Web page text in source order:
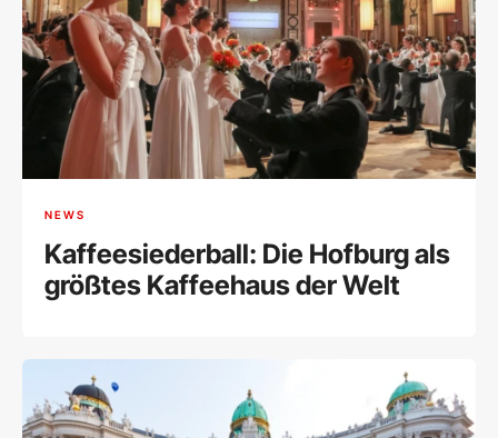
NEWS
Kaffeesiederball: Die Hofburg als
größtes Kaffeehaus der Welt